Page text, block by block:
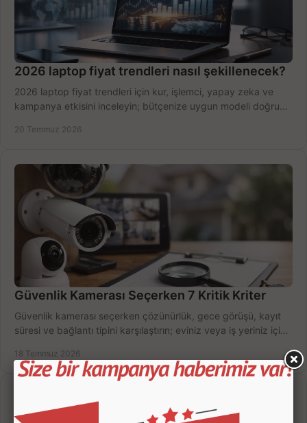
2026 laptop fiyat trendleri nasıl şekillenecek?
2026 laptop fiyat trendleri için kur, işlemci, yapay zeka ve
kampanya etkisini inceleyin; bütçenize uygun modeli doğru
20 Temmuz 2026
Güvenlik Kamerası Seçerken 7 Kritik Kriter
Güvenlik kamerası seçerken çözünürlük, gece görüşü, kayıt
süresi ve bağlantı tipini karşılaştırın; eviniz veya iş yeriniz için
18 Temmuz 2026